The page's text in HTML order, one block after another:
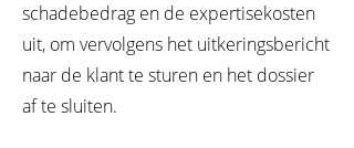
schadebedrag en de expertisekosten
uit, om vervolgens het uitkeringsbericht
naar de klant te sturen en het dossier
af te sluiten.